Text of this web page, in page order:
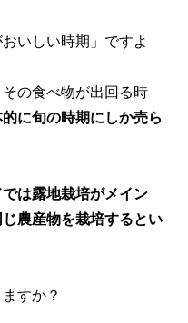
いしい時期」ですよ
の食べ物が出回る時
に旬の時期にしか売ら
は露地栽培がメイン
農産物を栽培するとい
すか？